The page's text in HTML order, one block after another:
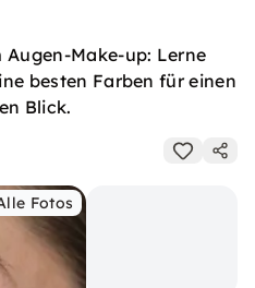
Make-up: Lerne
besten Farben für einen
Blick.
Fotos